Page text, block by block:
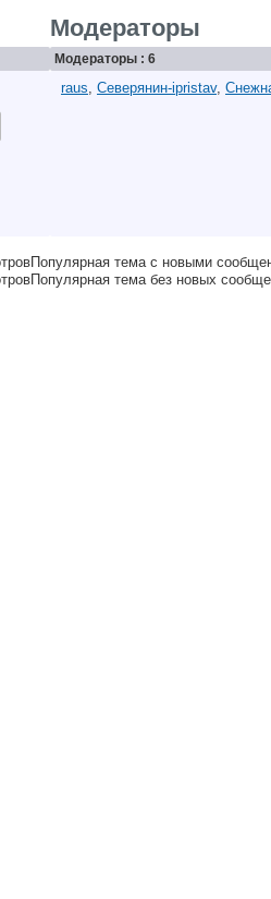
Модераторы
Модераторы : 6
raus, Северянин-ipristav,
Популярная тема с новыми
Популярная тема без новых